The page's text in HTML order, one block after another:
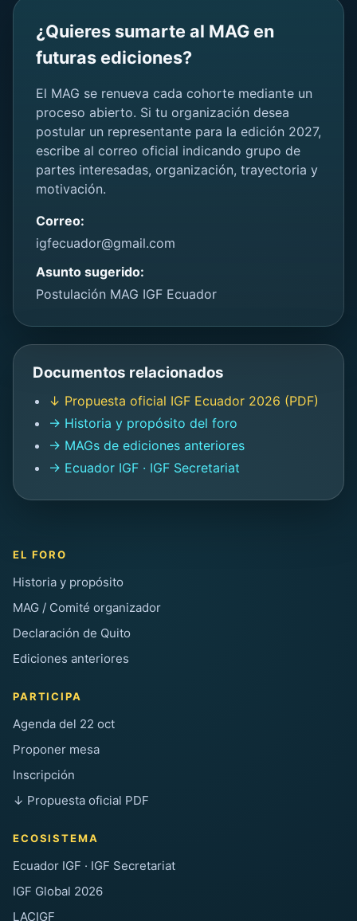
¿Quieres sumarte al MAG en
futuras ediciones?
El MAG se renueva cada cohorte mediante un
proceso abierto. Si tu organización desea
postular un representante para la edición 2027,
escribe al correo oficial indicando grupo de
partes interesadas, organización, trayectoria y
motivación.
Correo:
igfecuador@gmail.com
Asunto sugerido:
Postulación MAG IGF Ecuador
Documentos relacionados
↓ Propuesta oficial IGF Ecuador 2026 (PDF)
→ Historia y propósito del foro
→ MAGs de ediciones anteriores
→ Ecuador IGF · IGF Secretariat
EL FORO
Historia y propósito
MAG / Comité organizador
Declaración de Quito
Ediciones anteriores
PARTICIPA
Agenda del 22 oct
Proponer mesa
Inscripción
↓ Propuesta oficial PDF
ECOSISTEMA
Ecuador IGF · IGF Secretariat
IGF Global 2026
LACIGF